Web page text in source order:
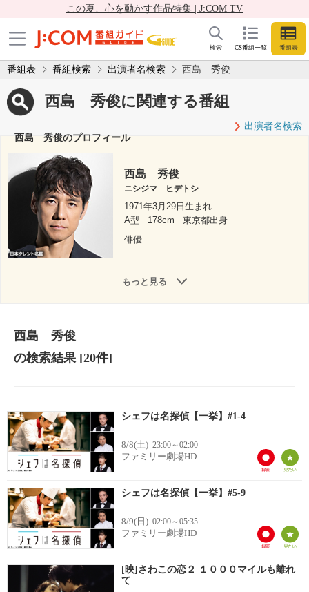
この夏、心を動かす作品特集 | J:COM TV
CS番組一覧 番組表
検索
番組表 番組検索 出演者名検索 西島 秀俊
西島 秀俊に関連する番組
出演者名検索
西島 秀俊のプロフィール
西島 秀俊
ニシジマ ヒデトシ
1971年3月29日生まれ
A型
178cm
東京都出身
俳優
もっと見る
西島 秀俊
の検索結果[20件]
シェフは名探偵【一挙】#1-4
8/8(土) 23:00～02:00
ファミリー劇場HD
シェフは名探偵【一挙】#5-9
8/9(日) 02:00～05:35
ファミリー劇場HD
[映]さわこの恋２ １０００マイルも離れ
て